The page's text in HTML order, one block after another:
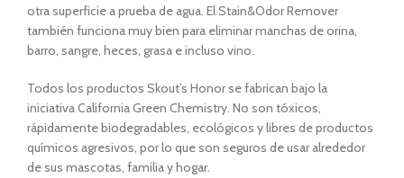
otra superficie a prueba de agua. El Stain&Odor Remover
también funciona muy bien para eliminar manchas de orina,
barro, sangre, heces, grasa e incluso vino.
Todos los productos Skout’s Honor se fabrican bajo la
iniciativa California Green Chemistry. No son tóxicos,
rápidamente biodegradables, ecológicos y libres de productos
químicos agresivos, por lo que son seguros de usar alrededor
de sus mascotas, familia y hogar.